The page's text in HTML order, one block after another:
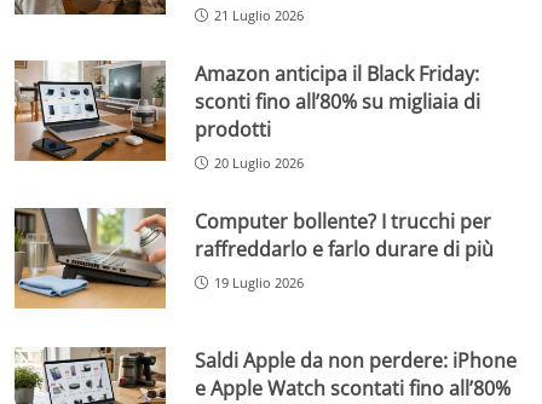
21 Luglio 2026
Amazon anticipa il Black Friday:
sconti fino all’80% su migliaia di
prodotti
20 Luglio 2026
Computer bollente? I trucchi per
raffreddarlo e farlo durare di più
19 Luglio 2026
Saldi Apple da non perdere: iPhone
e Apple Watch scontati fino all’80%